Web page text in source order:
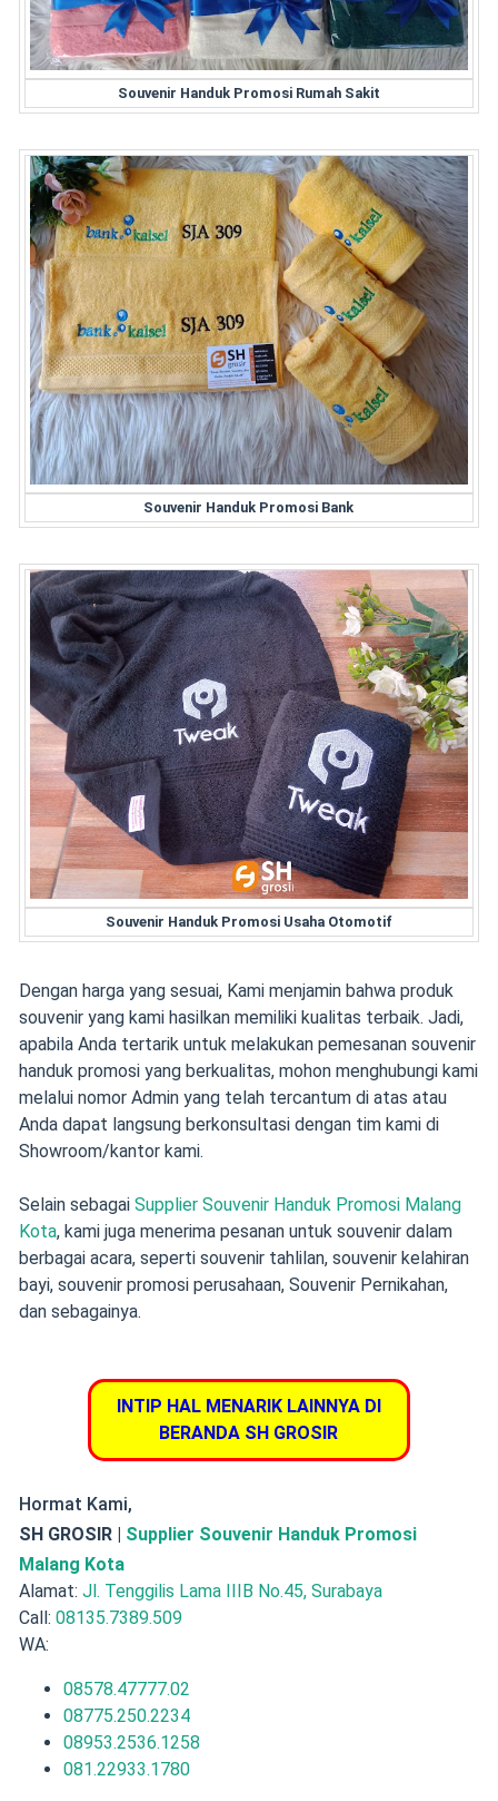
Souvenir Handuk Promosi Rumah Sakit
Souvenir Handuk Promosi Bank
Souvenir Handuk Promosi Usaha Otomotif
Dengan harga yang sesuai, Kami menjamin bahwa produk
souvenir yang kami hasilkan memiliki kualitas terbaik. Jadi,
apabila Anda tertarik untuk melakukan pemesanan souvenir
handuk promosi yang berkualitas, mohon menghubungi kami
melalui nomor Admin yang telah tercantum di atas atau
Anda dapat langsung berkonsultasi dengan tim kami di
Showroom/kantor kami.
Selain sebagai Supplier Souvenir Handuk Promosi Malang
Kota, kami juga menerima pesanan untuk souvenir dalam
berbagai acara, seperti souvenir tahlilan, souvenir kelahiran
bayi, souvenir promosi perusahaan, Souvenir Pernikahan,
dan sebagainya.
INTIP HAL MENARIK LAINNYA DI
BERANDA SH GROSIR
Hormat Kami,
SH GROSIR | Supplier Souvenir Handuk Promosi
Malang Kota
Alamat: Jl. Tenggilis Lama IIIB No.45, Surabaya
Call: 08135.7389.509
WA:
08578.47777.02
08775.250.2234
08953.2536.1258
081.22933.1780